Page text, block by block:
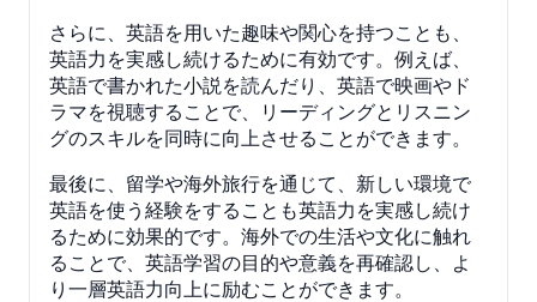
さらに、英語を用いた趣味や関心を持つことも、
英語力を実感し続けるために有効です。例えば、
英語で書かれた小説を読んだり、英語で映画やド
ラマを視聴することで、リーディングとリスニン
グのスキルを同時に向上させることができます。
最後に、留学や海外旅行を通じて、新しい環境で
英語を使う経験をすることも英語力を実感し続け
るために効果的です。海外での生活や文化に触れ
ることで、英語学習の目的や意義を再確認し、よ
り一層英語力向上に励むことができます。